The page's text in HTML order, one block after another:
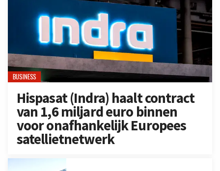
BUSINESS
Hispasat (Indra) haalt contract
van 1,6 miljard euro binnen
voor onafhankelijk Europees
satellietnetwerk